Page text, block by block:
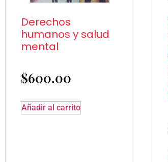
Derechos
humanos y salud
mental
$600.00
Añadir al carrito